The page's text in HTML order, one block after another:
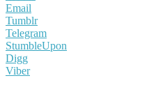
Email
Tumblr
Telegram
StumbleUpon
Digg
Viber